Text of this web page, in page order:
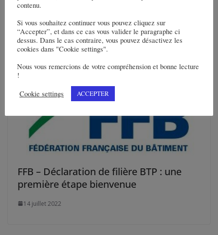
FFB – Déclaration de filière BTP : une
première étape bienvenue
14 juillet 2022
contenu.
Si vous souhaitez continuer vous pouvez cliquez sur
“Accepter”, et dans ce cas vous valider le paragraphe ci
dessus. Dans le cas contraire, vous pouvez désactivez les
cookies dans "Cookie settings".
Nous vous remercions de votre compréhension et bonne lecture
!
Cookie settings
ACCEPTER